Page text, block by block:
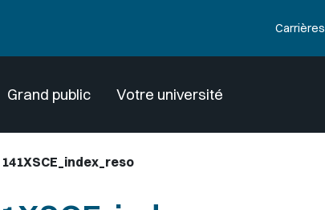
Carrières
Grand public Votre université
141XSCE_index_reso